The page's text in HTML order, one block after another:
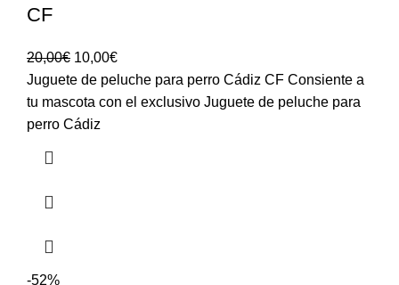
CF
20,00€ 10,00€
Juguete de peluche para perro Cádiz CF Consiente a
tu mascota con el exclusivo Juguete de peluche para
perro Cádiz
-52%